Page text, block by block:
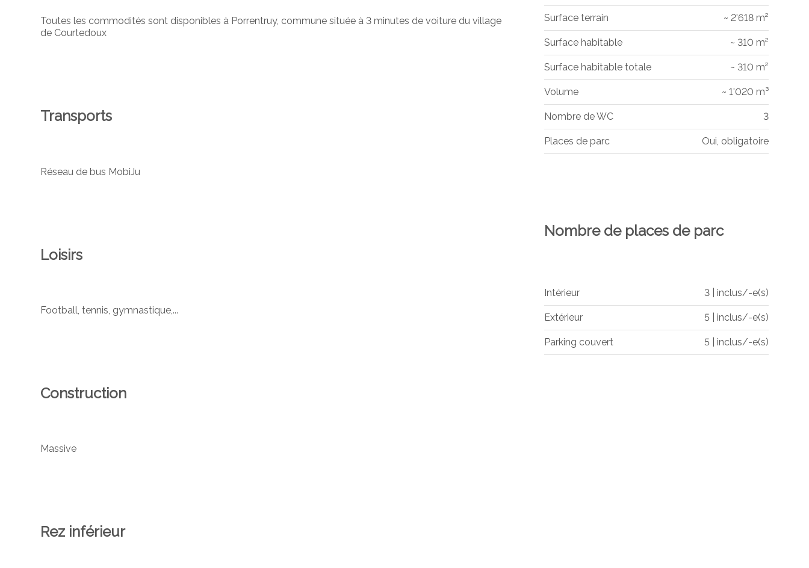
Toutes les commodités sont disponibles à Porrentruy, commune située à 3 minutes de voiture du village
de Courtedoux
Transports
Réseau de bus MobiJu
Loisirs
Football, tennis, gymnastique,...
Construction
Massive
Rez inférieur
Surface terrain ~ 2'618 m²
Surface habitable ~ 310 m²
Surface habitable totale ~ 310 m²
Volume ~ 1'020 m³
Nombre de WC 3
Places de parc Oui, obligatoire
Nombre de places de parc
Intérieur 3 | inclus/-e(s)
Extérieur 5 | inclus/-e(s)
Parking couvert 5 | inclus/-e(s)